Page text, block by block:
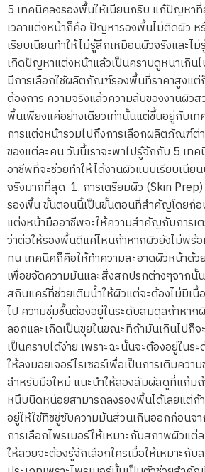
5 เทคนิคลงรองพื้นให้เนียนกริบ แก้ปัญหาที่
เวลาแต่งหน้าก็คือ ปัญหารองพื้นไม่ติดผิว ห
เรียบเนียนทำให้ไม่รู้สึกเหมือนผิวจริงและไ
เกิดปัญหาแต่งหน้าแล้วเป็นคราบดูหนาเกิน
มีการเลือกใช้ผลิตภัณฑ์รองพื้นที่ราคาสูงแ
ต้องการ ความจริงแล้วความลับของงานผิว
พื้นเพียงแค่อย่างเดียวเท่านั้นแต่ขึ้นอยู่กับเ
การแต่งหน้ารวมไปถึงการเลือกผลิตภัณฑ์ต่
ของแต่ละคน วันนี้เราจะพาไปรู้จักกับ 5 เท
อาชีพที่จะช่วยทำให้ได้งานผิวแบบเรียบเนีย
จริงมากที่สุด 1. การเตรียมผิว (Skin
รองพื้น ขั้นตอนนี้เป็นขั้นตอนที่สำคัญโดยก่อ
แต่งหน้ามืออาชีพจะให้ความสำคัญกับการเ
ว่าต่อให้รองพื้นดีแค่ไหนถ้าหากผิวยังไม่พร้
ทน เทคนิคก็คือให้ทำความสะอาดผิวหน้าด้ว
เพื่อขจัดความมันและสิ่งสกปรกต่างๆจากนั้
สกินแคร์ที่ช่วยเติมน้ำให้ผิวแต่จะต้องไม่มีเ
ไป ความชุ่มชื้นต้องอยู่ในระดับสมดุลถ้าหาก
ลอกและเกิดเป็นขุยในขณะที่ถ้ามันเกินไปก็จ
เป็นคราบได้ง่าย เพราะฉะนั้นจะต้องอยู่ใน
ให้ลงมอยเจอร์ไรเซอร์เพื่อเป็นการเติมคว
สำหรับมือใหม่ แนะนำให้ลองสัมผัสดูที่แก้ม
หนึบนิดหน่อยสามารถลงรองพื้นได้เลยแต่ถ้
อยู่ให้ใช้ทิชชู่ซับความมันส่วนเกินออกก่อน
การเลือกไพรเมอร์ให้เหมาะกับสภาพผิวแต่
ให้สวยจะต้องรู้จักเลือกใครเมื่อให้เหมาะกั